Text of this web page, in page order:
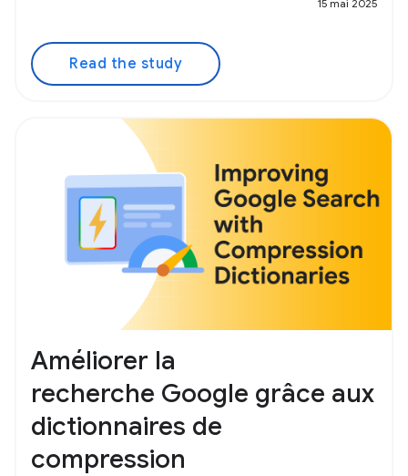
15 mai 2025
Read the study
Améliorer la
recherche Google grâce aux
dictionnaires de
compression